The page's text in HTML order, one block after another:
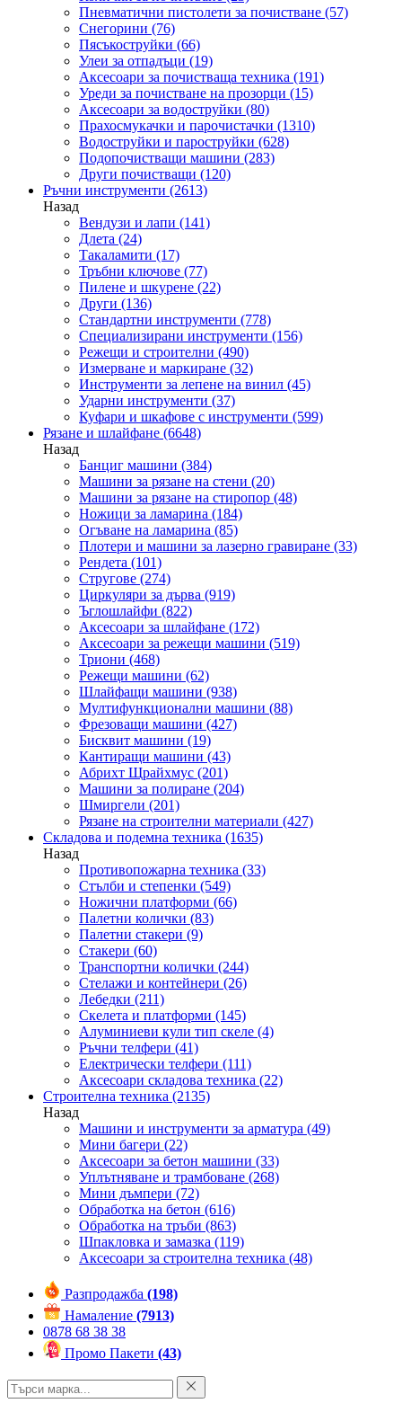
Пневматични пистолети за почистване (57)
Снегорини (76)
Пясъкоструйки (66)
Улеи за отпадъци (19)
Аксесоари за почистваща техника (191)
Уреди за почистване на прозорци (15)
Аксесоари за водоструйки (80)
Прахосмукачки и парочистачки (1310)
Водоструйки и пароструйки (628)
Подопочистващи машини (283)
Други почистващи (120)
Ръчни инструменти (2613)
Назад
Вендузи и лапи (141)
Длета (24)
Такаламити (17)
Тръбни ключове (77)
Пилене и шкурене (22)
Други (136)
Стандартни инструменти (778)
Специализирани инструменти (156)
Режещи и строителни (490)
Измерване и маркиране (32)
Инструменти за лепене на винил (45)
Ударни инструменти (37)
Куфари и шкафове с инструменти (599)
Рязане и шлайфане (6648)
Назад
Банциг машини (384)
Машини за рязане на стени (20)
Машини за рязане на стиропор (48)
Ножици за ламарина (184)
Огъване на ламарина (85)
Плотери и машини за лазерно гравиране (33)
Рендета (101)
Стругове (274)
Циркуляри за дърва (919)
Ъглошлайфи (822)
Аксесоари за шлайфане (172)
Аксесоари за режещи машини (519)
Триони (468)
Режещи машини (62)
Шлайфащи машини (938)
Мултифункционални машини (88)
Фрезоващи машини (427)
Бисквит машини (19)
Кантиращи машини (43)
Абрихт Щрайхмус (201)
Машини за полиране (204)
Шмиргели (201)
Рязане на строителни материали (427)
Складова и подемна техника (1635)
Назад
Противопожарна техника (33)
Стълби и степенки (549)
Ножични платформи (66)
Палетни колички (83)
Палетни стакери (9)
Стакери (60)
Транспортни колички (244)
Стелажи и контейнери (26)
Лебедки (211)
Скелета и платформи (145)
Алуминиеви кули тип скеле (4)
Ръчни телфери (41)
Електрически телфери (111)
Аксесоари складова техника (22)
Строителна техника (2135)
Назад
Машини и инструменти за арматура (49)
Мини багери (22)
Аксесоари за бетон машини (33)
Уплътняване и трамбоване (268)
Мини дъмпери (72)
Обработка на бетон (616)
Обработка на тръби (863)
Шпакловка и замазка (119)
Аксесоари за строителна техника (48)
Разпродажба (198)
Намаление (7913)
0878 68 38 38
Промо Пакети (43)